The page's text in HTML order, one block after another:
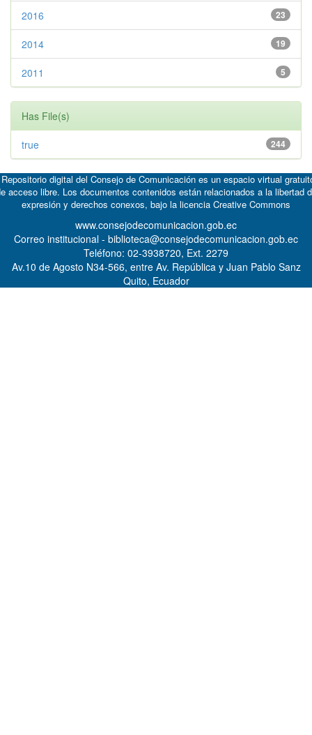
23
2016
19
2014
5
2011
Has File(s)
244
true
digital del Consejo de Comunicación es un espacio virtual
acceso libre. Los documentos contenidos están relacionados a la libertad
expresión y derechos conexos, bajo la licencia Creative Commons
www.consejodecomunicacion.gob.ec
Correo institucional - biblioteca@consejodecomunicacion.gob.ec
Teléfono: 02-3938720, Ext. 2279
Av.10 de Agosto N34-566, entre Av. República y Juan Pablo Sanz
Quito, Ecuador